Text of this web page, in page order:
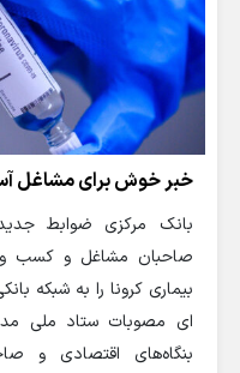
خبر خوش برای مشاغل
بانک مرکزی ضوابط
صاحبان مشاغل و کسب و
بیماری کرونا را به شبکه
ای مصوبات ستاد ملی
بنگاه‌های اقتصادی و